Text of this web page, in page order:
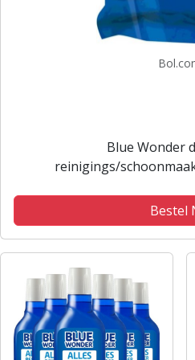
Blue Wonder
reinigings/
Bestel